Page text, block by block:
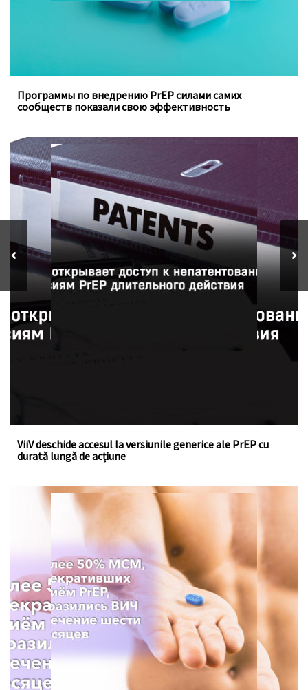
Программы по внедрению PrEP силами самих
сообществ показали свою эффективность
ViiV a acordat o licență voluntară la fondul de brevete
pentru cabotegravirul injectabil, un medicament cu
acțiune îndelungată pentru profilaxia pre-expunere la HIV
ViiV deschide accesul la versiunile generice ale PrEP cu
durată lungă de acțiune
Для анализа использовались данные опроса с 2013 по
2021 год, проведённого Департаментом
общественного здравоохранения в штате Вашингтон.